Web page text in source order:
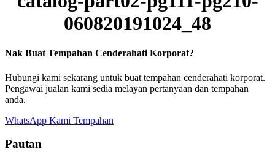
060820191024_48
Nak Buat Tempahan Cenderahati Korporat?
Hubungi kami sekarang untuk buat tempahan cenderahati korporat.
Pengawai jualan kami sedia melayan pertanyaan dan tempahan
anda.
WhatsApp Kami Tempahan
Pautan